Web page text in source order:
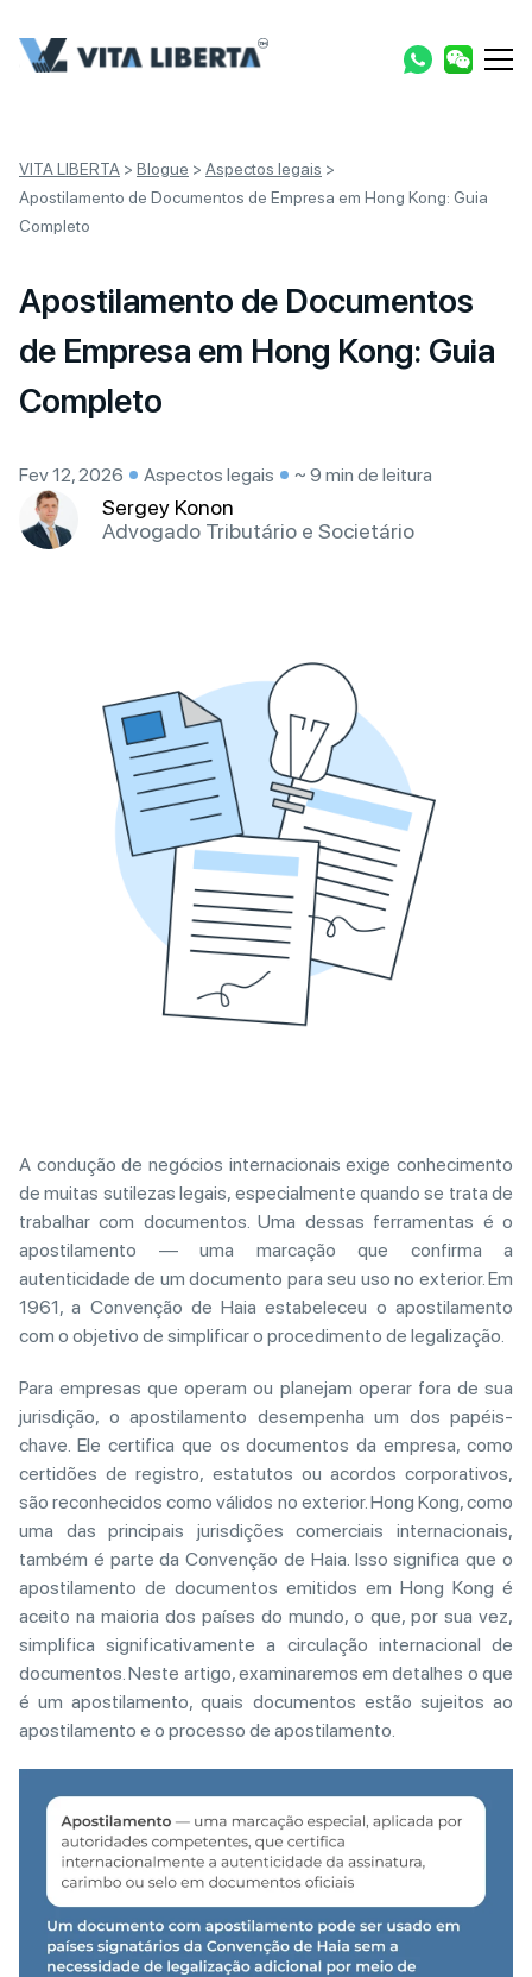
VITA LIBERTA > Blogue > Aspectos legais >
Apostilamento de Documentos de Empresa em Hong Kong: Guia
Completo
Apostilamento de Documentos
de Empresa em Hong Kong: Guia
Completo
Fev 12, 2026 Aspectos legais ~ 9 min de leitura
Sergey Konon
Advogado Tributário e Societário
A condução de negócios internacionais exige conhecimento
de muitas sutilezas legais, especialmente quando se trata de
trabalhar com documentos. Uma dessas ferramentas é o
apostilamento — uma marcação que confirma a
autenticidade de um documento para seu uso no exterior. Em
1961, a Convenção de Haia estabeleceu o apostilamento
com o objetivo de simplificar o procedimento de legalização.
Para empresas que operam ou planejam operar fora de sua
jurisdição, o apostilamento desempenha um dos papéis-
chave. Ele certifica que os documentos da empresa, como
certidões de registro, estatutos ou acordos corporativos,
são reconhecidos como válidos no exterior. Hong Kong, como
uma das principais jurisdições comerciais internacionais,
também é parte da Convenção de Haia. Isso significa que o
apostilamento de documentos emitidos em Hong Kong é
aceito na maioria dos países do mundo, o que, por sua vez,
simplifica significativamente a circulação internacional de
documentos. Neste artigo, examinaremos em detalhes o que
é um apostilamento, quais documentos estão sujeitos ao
apostilamento e o processo de apostilamento.